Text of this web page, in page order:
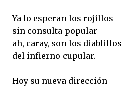
Ya lo esperan los rojillos
sin consulta popular
ah, caray, son los diablillos
del infierno cupular.
Hoy su nueva dirección